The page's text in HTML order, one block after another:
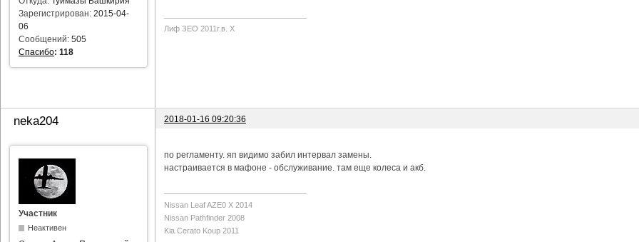
Зарегистрирован: 2015-04-
06
Сообщений: 505
Спасибо: 118
Лиф ЗЕО 2011г.в. Х
neka204 2018-01-16 09:20:36
Участник
Неактивен
по регламенту. яп видимо забил интервал замены.
настраивается в мафоне - обслуживание. там еще колеса и акб.
Nissan Leaf AZE0 X 2014
Nissan Pathfinder 2008
Kia Cerato Koup 2011